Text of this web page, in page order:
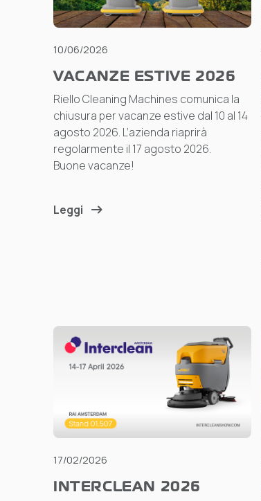
10/06/2026
VACANZE ESTIVE 2026
Riello Cleaning Machines comunica la
chiusura per vacanze estive dal 10 al 14
agosto 2026. L’azienda riaprirà
regolarmente il 17 agosto 2026.
Buone vacanze!
Leggi
17/02/2026
INTERCLEAN 2026